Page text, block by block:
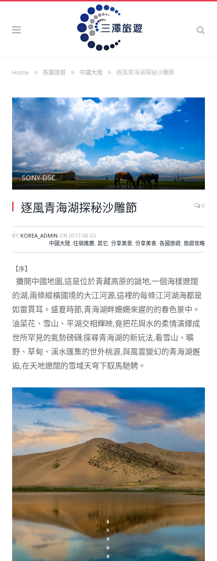
Home » 各國旅遊 » 中國大陸 » 逐風青海湖探秘沙雕節
SONY DSC
逐風青海湖探秘沙雕節 0
BY KOREA_ADMIN ON 2017-08-03
中國大陸, 住宿推薦, 其它, 分享美景, 分享美食, 各國旅遊, 旅遊攻略
【序】
攤開中國地圖,這是位於青藏高原的謎地,一個海樣遼闊
的湖,兩條縱橫國境的大江河源,這裡的每條江河湖海都是
如雷貫耳。盛夏時節,青海湖畔姍姍來遲的的春色景中。
油菜花、雪山、平湖交相輝映,竟把花與水的柔情演繹成
世所罕見的氣勢磅礴;探尋青海湖的新玩法,看雪山、曠
野、草甸、溪水匯集的世外桃源,與風雲變幻的青海湖邂
逅,在天地遼闊的雪域天穹下馭馬馳騁。